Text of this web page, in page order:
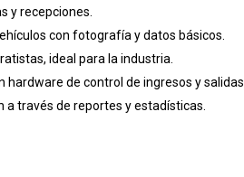
y recepciones.
con fotografía y datos básicos.
ideal para la industria.
hardware de control de ingresos y salidas.
través de reportes y estadísticas.